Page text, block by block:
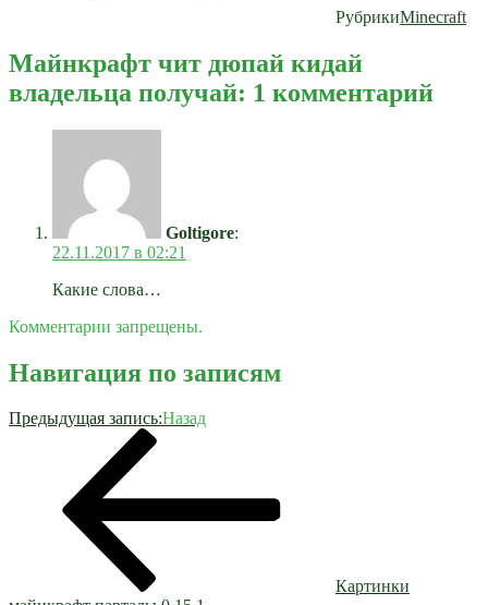
РубрикиMinecraft
Майнкрафт чит дюпай кидай
владельца получай: 1 комментарий
Goltigore:
22.11.2017 в 02:21
Какие слова…
Комментарии запрещены.
Навигация по записям
Предыдущая запись:Назад
Картинки